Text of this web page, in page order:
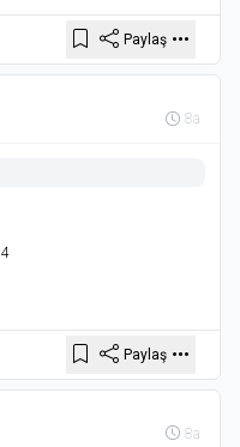
Paylaş
8a
Paylaş
8a